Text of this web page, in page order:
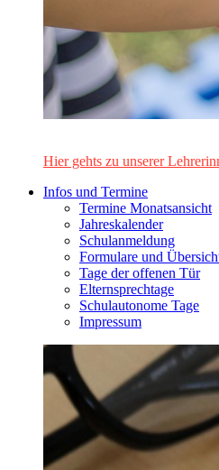
Hier gehts zu unserer
Infos und Termine
Termine Monatsansicht
Jahreskalender
Schulanmeldung
Formulare und
Tage der offenen Tür
Elternsprechtage
Schulautonome Tage
Impressum